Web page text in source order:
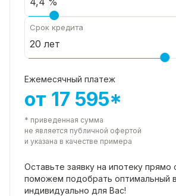
Срок кредита
Ежемесячный платеж
от 17 595*
* приведенная сумма
не является публичной офертой
и указана в качестве примера
Оставьте заявку на ипотеку прямо
поможем подобрать оптимальный
индивидуально для Вас!